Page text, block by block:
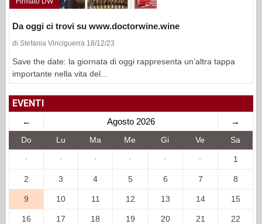
Da oggi ci trovi su www.doctorwine.wine
di Stefania Vinciguerra 18/12/23
Save the date: la giornata di oggi rappresenta un’altra tappa
importante nella vita del...
EVENTI
← Agosto 2026 →
Do Lu Ma Me Gi Ve Sa
· · · · · · 1
2 3 4 5 6 7 8
9 10 11 12 13 14 15
16 17 18 19 20 21 22